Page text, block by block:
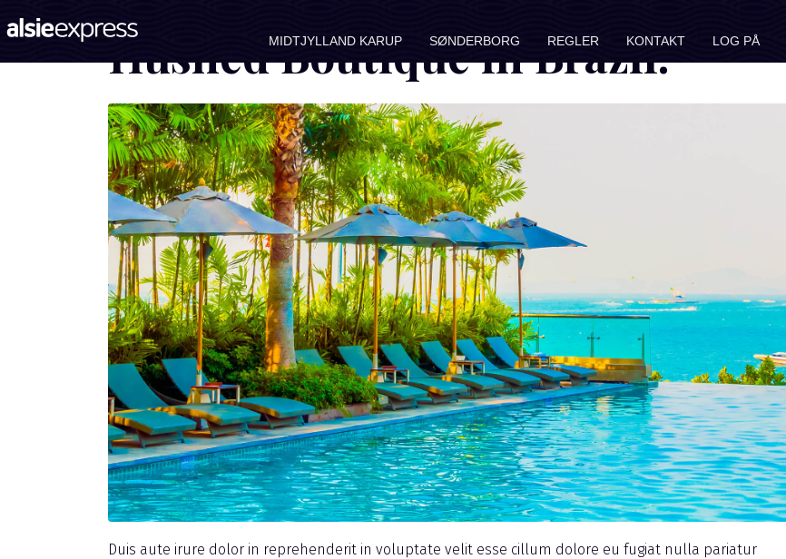
MIDTJYLLAND KARUP SØNDERBORG REGLER KONTAKT LOG PÅ
Hushed Boutique in Brazil.
Duis aute irure dolor in reprehenderit in voluptate velit esse cillum dolore eu fugiat nulla pariatur